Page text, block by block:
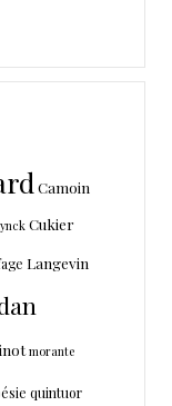
Camoin
Cukier
Langevin
morante
quintuor